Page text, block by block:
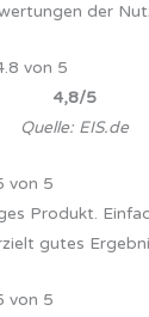
der
von 5
4,8/5
Quelle: EIS.de
von 5
Produkt.
gutes
von 5